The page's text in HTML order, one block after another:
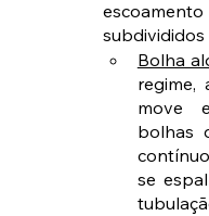
subdivididos
Bolha
regime,
move
bolhas
se